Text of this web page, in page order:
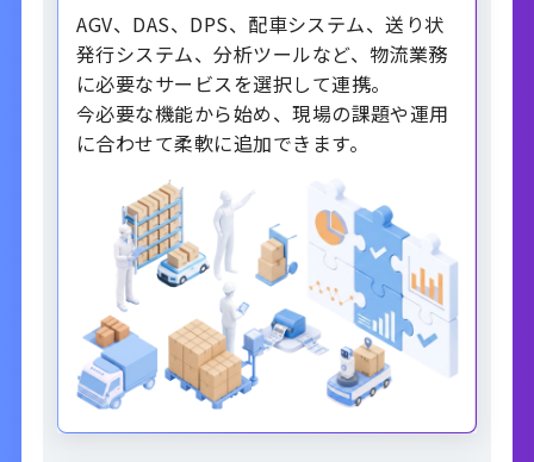
AGV、DAS、DPS、配車システム、送り状
発行システム、分析ツールなど、物流業務
に必要なサービスを選択して連携。
今必要な機能から始め、現場の課題や運用
に合わせて柔軟に追加できます。